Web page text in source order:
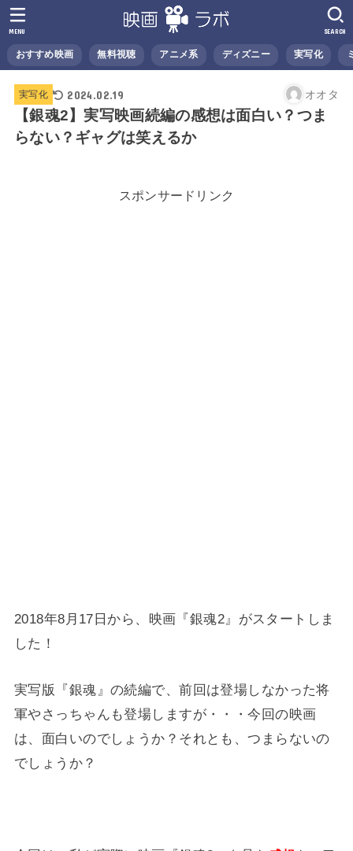
おすすめ映画 無料視聴 アニメ系 ディズニー 実写化
SEARCH
MENU
実写化 2024.02.19 オオタ
【銀魂2】実写映画続編の感想は面白い？つま
らない？ギャグは笑えるか
スポンサードリンク
2018年8月17日から、映画『銀魂2』がスタートしま
した！
実写版『銀魂』の続編で、前回は登場しなかった将
軍やさっちゃんも登場しますが・・・今回の映画
は、面白いのでしょうか？それとも、つまらないの
でしょうか？